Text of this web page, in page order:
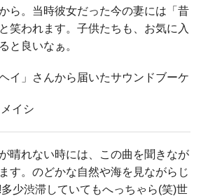
ら。当時彼女だった今の妻には「昔
笑われます。子供たちも、お気に入
と良いなぁ。
イ」さんから届いたサウンドブーケ
イシ
晴れない時には、この曲を聞きなが
す。のどかな自然や海を見ながらじ
少渋滞していてもへっちゃら(笑)世